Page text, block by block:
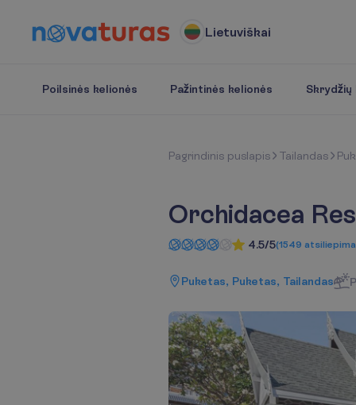
Lietuviškai
Poilsinės kelionės Pažintinės kelionės Skrydžių
Pagrindinis puslapis Tailandas
Orchidacea
4.5/5(1549
Puketas, Puketas, Tailandas